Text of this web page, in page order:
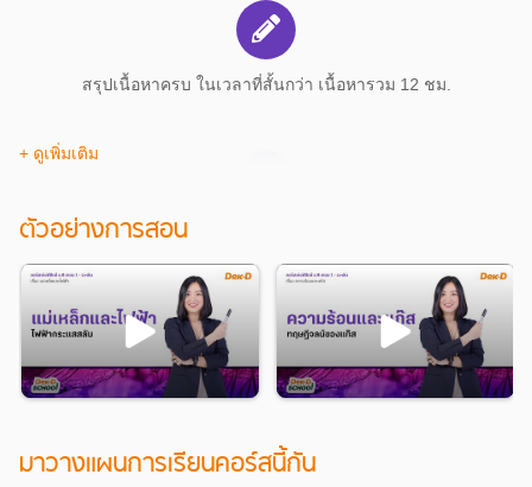
สรุปเนื้อหาครบ ในเวลาที่สั้นกว่า เนื้อหารวม 12 ชม.
เลือกเรียนได้ เรียนซ้ำกี่ครั้งก็ได้ภายใน 6 เดือน
ถามตอบข้อสงสัย พร้อมรับการแจ้งเตือน
+ ดูเพิ่มเติม
ตัวอย่างการสอน
มาวางแผนการเรียนคอร์สนี้กัน